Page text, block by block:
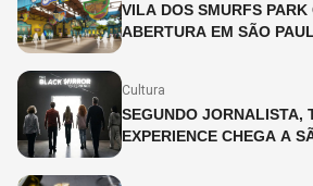
VILA DOS SMURFS
ABERTURA EM SÃO
Cultura
SEGUNDO JORNALISTA,
EXPERIENCE CHEGA A